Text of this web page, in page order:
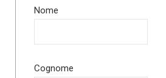
Nome
Cognome